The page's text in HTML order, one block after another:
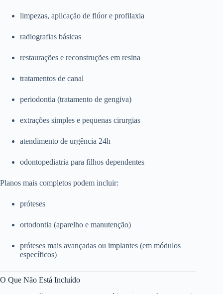
limpezas, aplicação de flúor e profilaxia
radiografias básicas
restaurações e reconstruções em resina
tratamentos de canal
periodontia (tratamento de gengiva)
extrações simples e pequenas cirurgias
atendimento de urgência 24h
odontopediatria para filhos dependentes
Planos mais completos podem incluir:
próteses
ortodontia (aparelho e manutenção)
próteses mais avançadas ou implantes (em módulos
específicos)
O Que Não Está Incluído